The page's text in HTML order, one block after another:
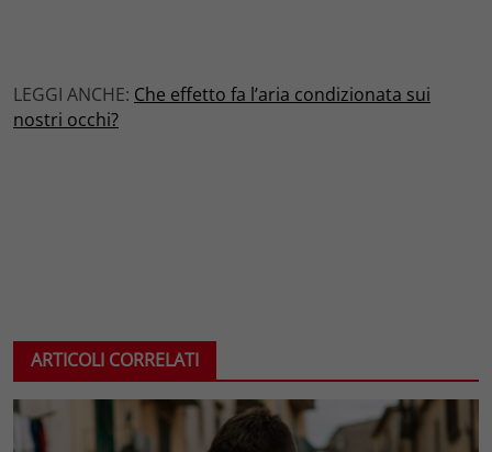
LEGGI ANCHE: Che effetto fa l’aria condizionata sui
nostri occhi?
ARTICOLI CORRELATI